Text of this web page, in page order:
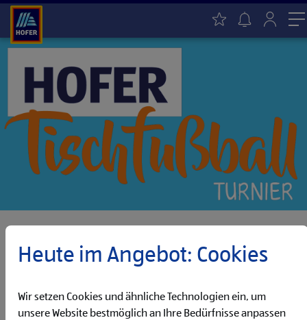
Tischfußball Turnier in unserem Headquarter
Einblicke & Karrierewege | Events
Heute im Angebot: Cookies
Wir setzen Cookies und ähnliche Technologien ein, um
unsere Website bestmöglich an Ihre Bedürfnisse anpassen